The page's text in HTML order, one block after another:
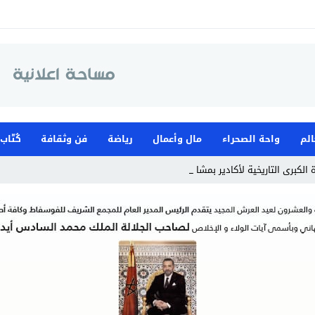
واحة الصحراء مال وأعمال رياضة فن وثقافة
التاريخية لأكادير بمشاركة سيارات كلا _